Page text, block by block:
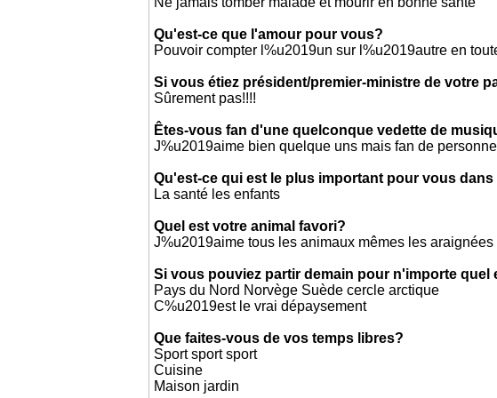
Qu'est-ce que l'amour pour vous?
Pouvoir compter l%u2019un sur l%u2019autre en
Si vous étiez président/premier-ministre de votre
Sûrement pas!!!!
Êtes-vous fan d'une quelconque vedette de
J%u2019aime bien quelque uns mais fan de personne
Qu'est-ce qui est le plus important pour vous dans
La santé les enfants
Quel est votre animal favori?
J%u2019aime tous les animaux mêmes les
Si vous pouviez partir demain pour n'importe
Pays du Nord Norvège Suède cercle arctique
C%u2019est le vrai dépaysement
Que faites-vous de vos temps libres?
Sport sport sport
Cuisine
Maison jardin